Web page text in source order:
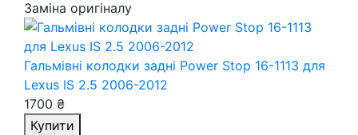
Заміна оригіналу
Гальмівні колодки задні Power Stop 16-1113 для
Lexus IS 2.5 2006-2012
1700 ₴
Купити